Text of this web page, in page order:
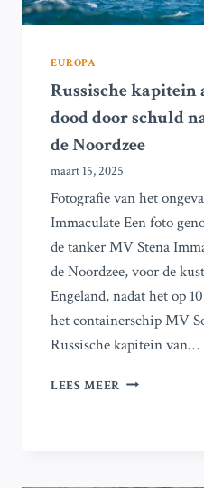
EUROPA
Russische kapitein
dood door schuld
de Noordzee
maart 15, 2025
Fotografie van het
Immaculate Een foto
de tanker MV Stena
de Noordzee, voor de
Engeland, nadat het op
het containerschip MV
Russische kapitein van…
LEES MEER RUSSISCHE